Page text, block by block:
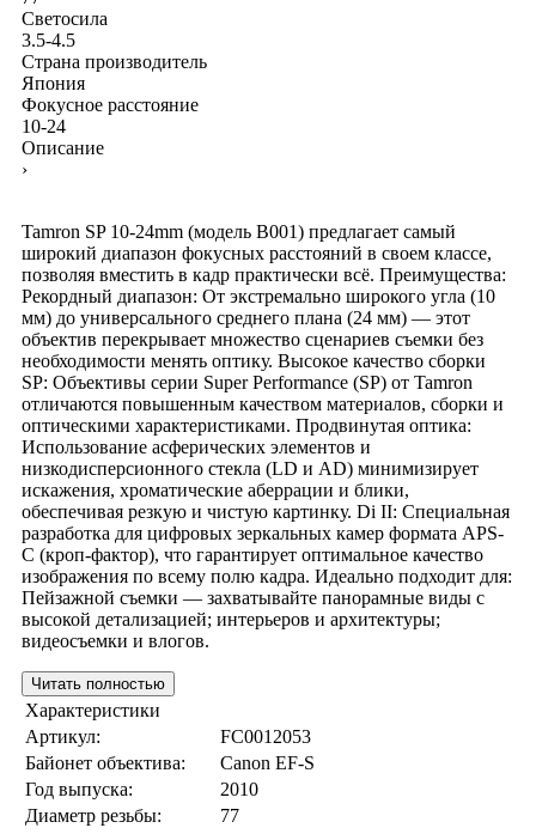
Светосила
3.5-4.5
Страна производитель
Япония
Фокусное расстояние
10-24
Описание
›
Tamron SP 10-24mm (модель B001) предлагает самый
широкий диапазон фокусных расстояний в своем классе,
позволяя вместить в кадр практически всё. Преимущества:
Рекордный диапазон: От экстремально широкого угла (10
мм) до универсального среднего плана (24 мм) — этот
объектив перекрывает множество сценариев съемки без
необходимости менять оптику. Высокое качество сборки
SP: Объективы серии Super Performance (SP) от Tamron
отличаются повышенным качеством материалов, сборки и
оптическими характеристиками. Продвинутая оптика:
Использование асферических элементов и
низкодисперсионного стекла (LD и AD) минимизирует
искажения, хроматические аберрации и блики,
обеспечивая резкую и чистую картинку. Di II: Специальная
разработка для цифровых зеркальных камер формата APS-
C (кроп-фактор), что гарантирует оптимальное качество
изображения по всему полю кадра. Идеально подходит для:
Пейзажной съемки — захватывайте панорамные виды с
высокой детализацией; интерьеров и архитектуры;
видеосъемки и влогов.
Читать полностью
Характеристики
Артикул:
FC0012053
Байонет объектива:
Canon EF-S
Год выпуска:
2010
Диаметр резьбы:
77